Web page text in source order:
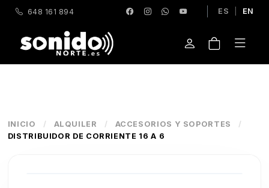
648 161 894 ES EN
INICIO / ALQUILER / ACCESORIOS Y SOPORTES
/
DISTRIBUIDOR DE CORRIENTE 16 A 6